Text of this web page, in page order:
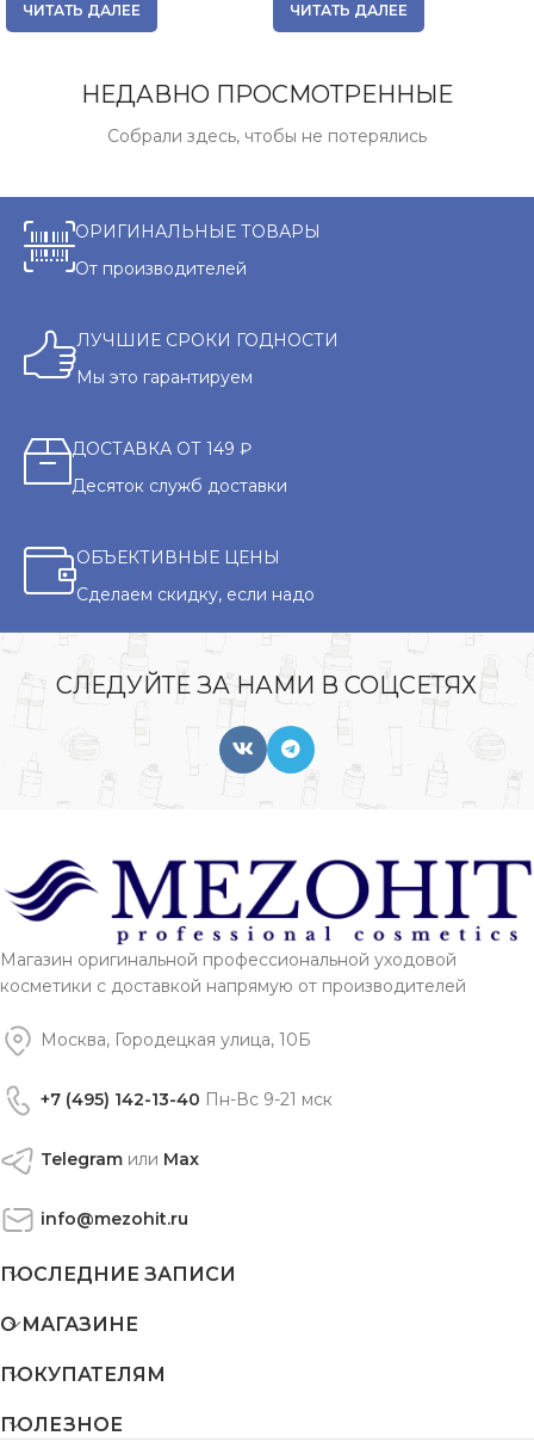
ЧИТАТЬ ДАЛЕЕ ЧИТАТЬ ДАЛЕЕ
НЕДАВНО ПРОСМОТРЕННЫЕ
Собрали здесь, чтобы не потерялись
ОРИГИНАЛЬНЫЕ ТОВАРЫ
От производителей
ЛУЧШИЕ СРОКИ ГОДНОСТИ
Мы это гарантируем
ДОСТАВКА ОТ 149 ₽
Десяток служб доставки
ОБЪЕКТИВНЫЕ ЦЕНЫ
Сделаем скидку, если надо
СЛЕДУЙТЕ ЗА НАМИ В СОЦСЕТЯХ
Магазин оригинальной профессиональной уходовой
косметики с доставкой напрямую от производителей
Москва, Городецкая улица, 10Б
+7 (495) 142-13-40 Пн-Вс 9-21 мск
Telegram или Max
info@mezohit.ru
ПОСЛЕДНИЕ ЗАПИСИ
О МАГАЗИНЕ
ПОКУПАТЕЛЯМ
ПОЛЕЗНОЕ